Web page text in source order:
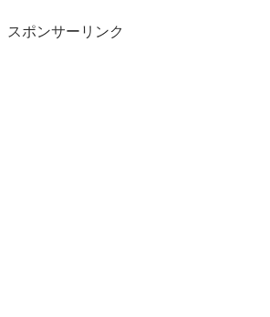
スポンサーリンク